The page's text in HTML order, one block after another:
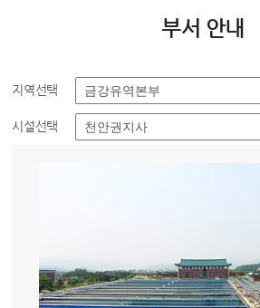
부서 안내
지역선택
시설선택